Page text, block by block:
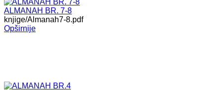
ALMANAH BR. 7-8
knjige/Almanah7-8.pdf
Opširnije